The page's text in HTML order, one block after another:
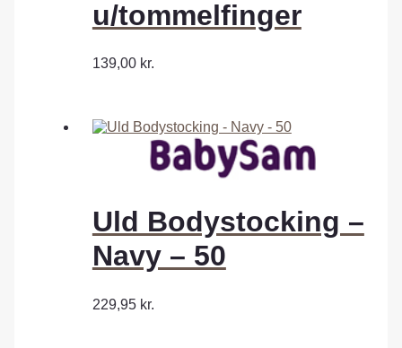
u/tommelfinger
139,00 kr.
Uld Bodystocking –
Navy – 50
229,95 kr.